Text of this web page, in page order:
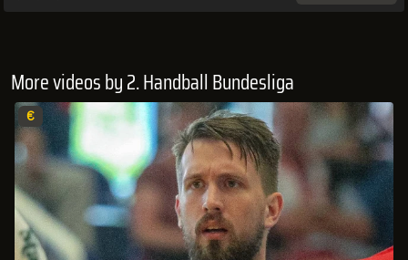
More videos by 2. Handball Bundesliga
€